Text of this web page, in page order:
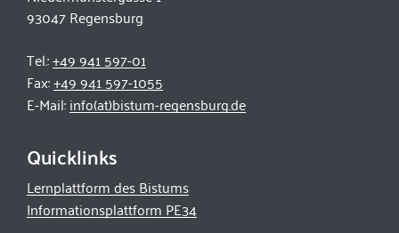
93047 Regensburg
Tel.:+49 941 597-01
Fax:+49 941 597-1055
E-Mail:info(at)bistum-regensburg.de
Quicklinks
Lernplattform des Bistums
Informationsplattform PE34